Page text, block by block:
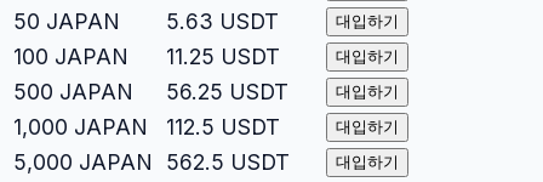
50 JAPAN 5.63 USDT 대입하기
100 JAPAN 11.25 USDT 대입하기
500 JAPAN 56.25 USDT 대입하기
1,000 JAPAN 112.5 USDT 대입하기
5,000 JAPAN 562.5 USDT 대입하기